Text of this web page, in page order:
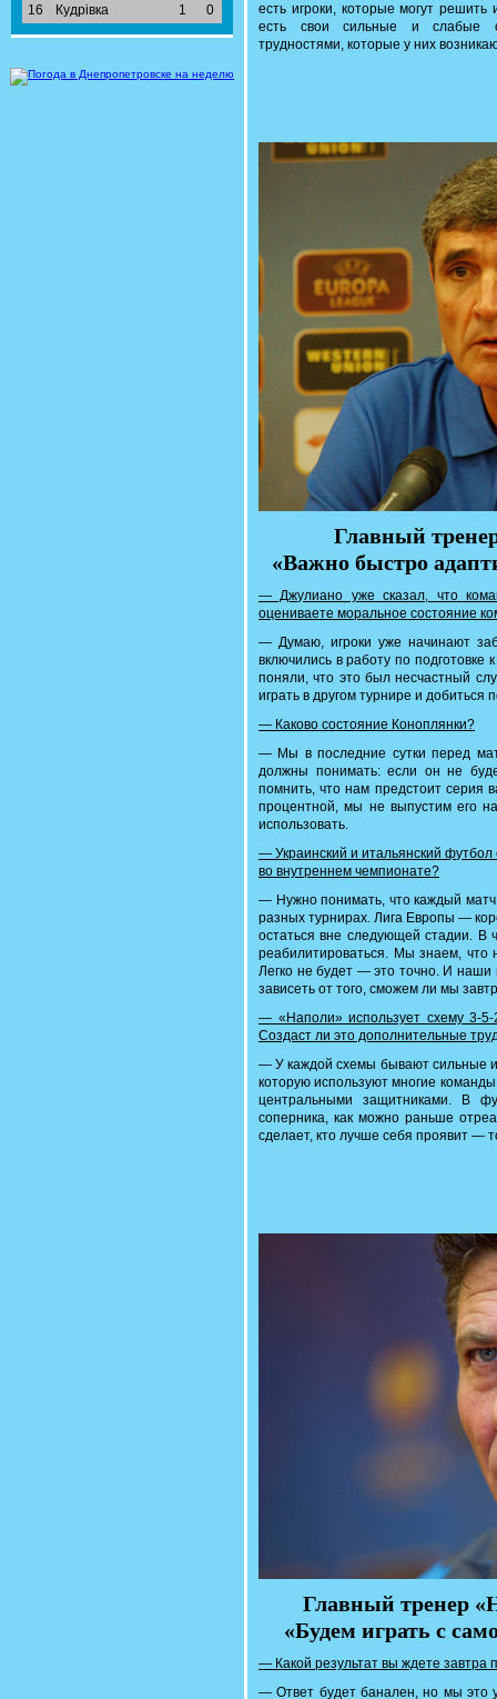
16
Кудрівка 1 0
есть игроки, которые могут
есть свои сильные и слабые
трудностями, которые у них
Главный
«Важно быстро
— Джулиано уже сказал, что
оцениваете моральное состояние
— Думаю, игроки уже начинают
включились в работу по
поняли, что это был несчастный
играть в другом турнире и добиться
— Каково состояние Коноплянки?
— Мы в последние сутки перед
должны понимать: если он не
помнить, что нам предстоит серия
процентной, мы не выпустим его
использовать.
— Украинский и итальянский футбол
во внутреннем чемпионате?
— Нужно понимать, что каждый
разных турнирах. Лига Европы —
остаться вне следующей стадии. В
реабилитироваться. Мы знаем, что
Легко не будет — это точно. И
зависеть от того, сможем ли мы
— «Наполи» использует схему 3-
Создаст ли это дополнительные
— У каждой схемы бывают сильные
которую используют многие
центральными защитниками. В
соперника, как можно раньше
сделает, кто лучше себя проявит —
Главный тренер
«Будем играть с
— Какой результат вы ждете завтра
— Ответ будет банален, но мы это